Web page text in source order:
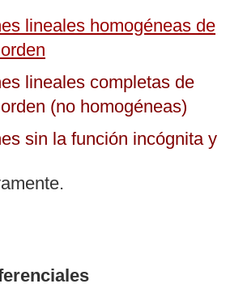
lineales homogéneas de
lineales completas de
(no homogéneas)
sin la función incógnita y